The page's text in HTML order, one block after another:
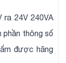
ra 24V 240VA
phần thông số
được hãng